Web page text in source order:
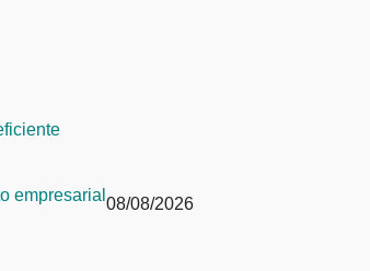
empresarial 08/08/2026